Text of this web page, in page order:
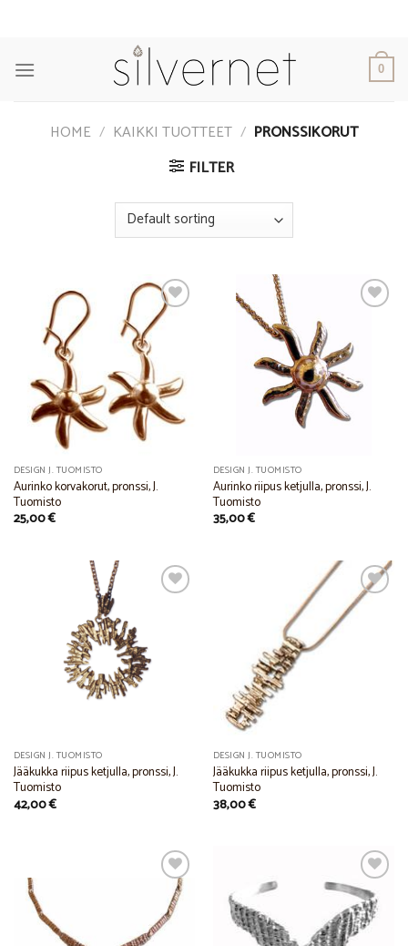
0
HOME / KAIKKI TUOTTEET / PRONSSIKORUT
FILTER
Wishlist
DESIGN J. TUOMISTO
Aurinko korvakorut, pronssi, J.
Tuomisto
25,00€
Add to
Wishlist
DESIGN J. TUOMISTO
Aurinko riipus ketjulla, pronssi, J.
Tuomisto
35,00€
DESIGN J. TUOMISTO
Jääkukka riipus ketjulla, pronssi, J.
Tuomisto
42,00€
DESIGN J. TUOMISTO
Jääkukka riipus ketjulla, pronssi, J.
Tuomisto
38,00€
Add to
Wishlist
Add to
Wishlist